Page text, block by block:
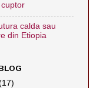
calda sau
din Etiopia